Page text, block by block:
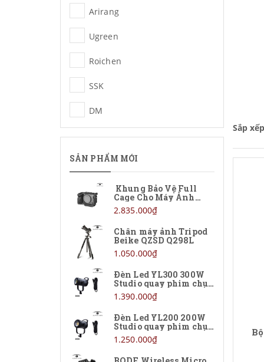
Sắp
Arirang
Ugreen
Roichen
SSK
DM
NNS
Saramonic
FIFINE
ELGATO
LENSGO
Blackmagic Design
OBSBOT
SENICC
Logitech
Boya
SẢN PHẨM MỚI
Khung Bảo Vệ Full
Cage Cho Máy Ảnh
Sony FX5
2.835.000₫
Chân máy ảnh Tripod
Beike QZSD Q298L
1.050.000₫
Đèn Led YL300 300W
Studio quay phim chụp
ảnh
1.390.000₫
Đèn Led YL200 200W
Studio quay phim chụp
ảnh
1.250.000₫